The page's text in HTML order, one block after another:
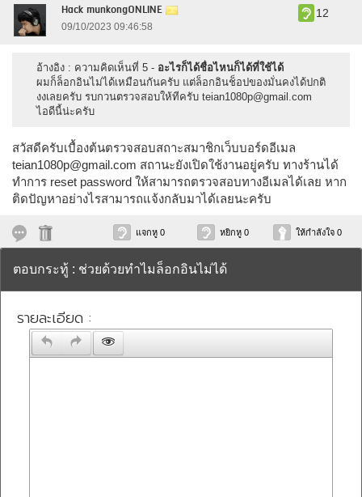
Hack munkongONLINE
09/10/2023 09:46:58
12
อ้างอิง : ความคิดเห็นที่ 5 - อะไรก็ได้ชื่อไหนก็ได้ที่ใช้ได้
ผมก็ล็อกอินไม่ได้เหมือนกันครับ แต่ล็อกอินช็อปของมั่นคงได้ปกติ
งงเลยครับ รบกวนตรวจสอบให้ทีครับ teian1080p@gmail.com
ไอดีนี้น่ะครับ
สวัสดีครับเบื้องต้นตรวจสอบสถาะสมาชิกเว็บบอร์ดอีเมล
teian1080p@gmail.com สถานะยังเปิดใช้งานอยู่ครับ ทางร้านได้
ทำการ reset password ให้สามารถตรวจสอบทางอีเมลได้เลย หาก
ติดปัญหาอย่างไรสามารถแจ้งกลับมาได้เลยนะครับ
แจกหู 0 หยิกหู 0 ให้กำลังใจ 0
ตอบกระทู้ : ช่วยด้วยทำไมล็อกอินไม่ได้
รายละเอียด :